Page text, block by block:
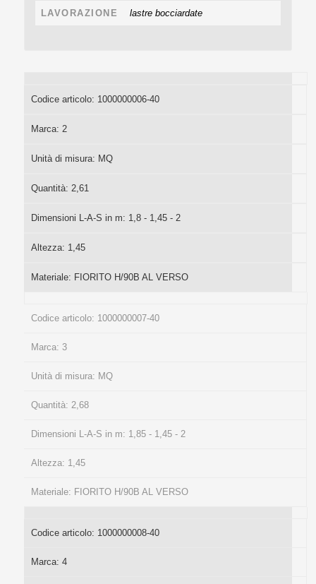
LAVORAZIONE lastre bocciardate
Codice articolo: 1000000006-40
Marca: 2
Unità di misura: MQ
Quantità: 2,61
Dimensioni L-A-S in m: 1,8 - 1,45 - 2
Altezza: 1,45
Materiale: FIORITO H/90B AL VERSO
Codice articolo: 1000000007-40
Marca: 3
Unità di misura: MQ
Quantità: 2,68
Dimensioni L-A-S in m: 1,85 - 1,45 - 2
Altezza: 1,45
Materiale: FIORITO H/90B AL VERSO
Codice articolo: 1000000008-40
Marca: 4